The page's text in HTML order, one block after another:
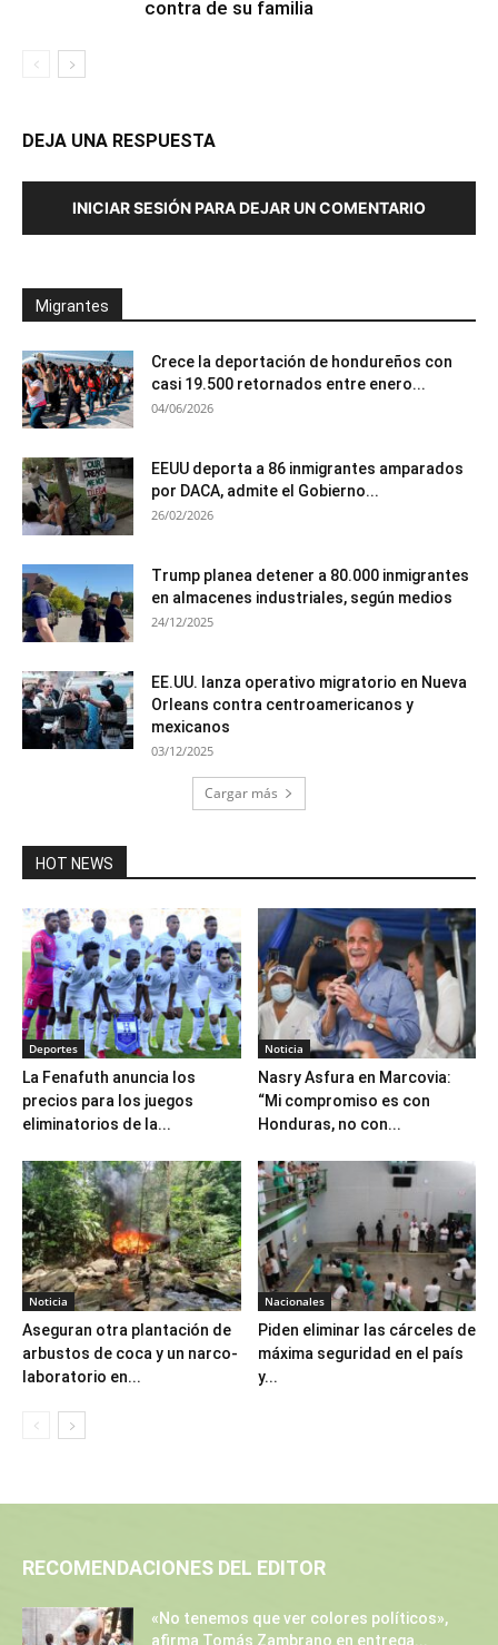
contra de su familia
DEJA UNA RESPUESTA
INICIAR SESIÓN PARA DEJAR UN COMENTARIO
Migrantes
Crece la deportación de hondureños con
casi 19.500 retornados entre enero...
04/06/2026
EEUU deporta a 86 inmigrantes amparados
por DACA, admite el Gobierno...
26/02/2026
Trump planea detener a 80.000 inmigrantes
en almacenes industriales, según medios
24/12/2025
EE.UU. lanza operativo migratorio en Nueva
Orleans contra centroamericanos y
mexicanos
03/12/2025
Cargar más
HOT NEWS
Deportes
La Fenafuth anuncia los
precios para los juegos
eliminatorios de la...
Noticia
Nasry Asfura en Marcovia:
“Mi compromiso es con
Honduras, no con...
Noticia
Aseguran otra plantación de
arbustos de coca y un narco-
laboratorio en...
Nacionales
Piden eliminar las cárceles de
máxima seguridad en el país
y...
RECOMENDACIONES DEL EDITOR
«No tenemos que ver colores políticos»,
afirma Tomás Zambrano en entrega...